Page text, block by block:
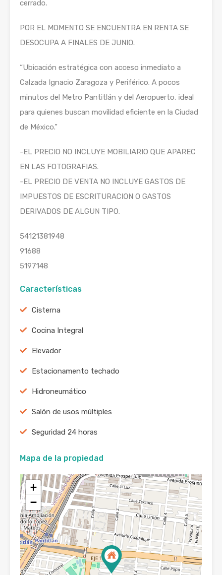
cerrado.
POR EL MOMENTO SE ENCUENTRA EN RENTA SE
DESOCUPA A FINALES DE JUNIO.
“Ubicación estratégica con acceso inmediato a
Calzada Ignacio Zaragoza y Periférico. A pocos
minutos del Metro Pantitlán y del Aeropuerto, ideal
para quienes buscan movilidad eficiente en la Ciudad
de México.”
-EL PRECIO NO INCLUYE MOBILIARIO QUE APAREC
EN LAS FOTOGRAFIAS.
-EL PRECIO DE VENTA NO INCLUYE GASTOS DE
IMPUESTOS DE ESCRITURACION O GASTOS
DERIVADOS DE ALGUN TIPO.
54121381948
91688
5197148
Características
Cisterna
Cocina Integral
Elevador
Estacionamento techado
Hidroneumático
Salón de usos múltiples
Seguridad 24 horas
Mapa de la propiedad
+
−